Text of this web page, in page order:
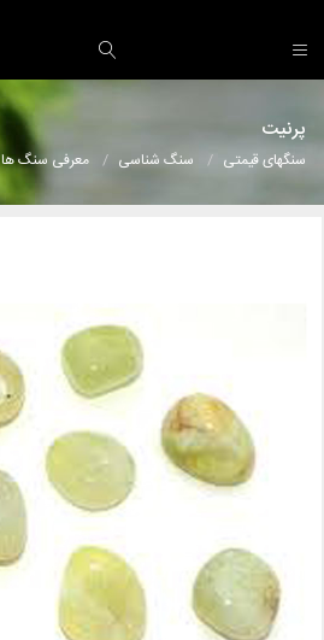
پرنیت
سنگهای قیمتی سنگ شناسی معرفی سنگ ها